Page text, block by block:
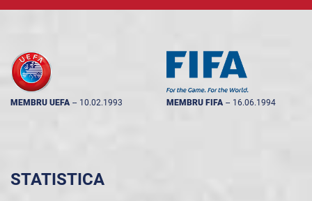
MEMBRU UEFA -- 10.02.1993 MEMBRU FIFA -- 16.06.1994
STATISTICA